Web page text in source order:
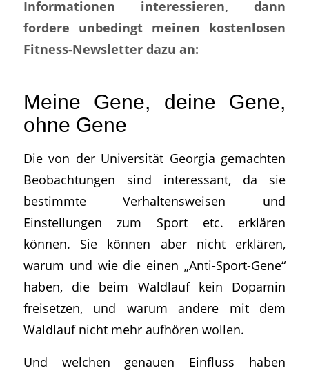
Informationen interessieren, dann
fordere unbedingt meinen kostenlosen
Fitness-Newsletter dazu an:
Meine Gene, deine Gene,
ohne Gene
Die von der Universität Georgia gemachten
Beobachtungen sind interessant, da sie
bestimmte Verhaltensweisen und
Einstellungen zum Sport etc. erklären
können. Sie können aber nicht erklären,
warum und wie die einen „Anti-Sport-Gene“
haben, die beim Waldlauf kein Dopamin
freisetzen, und warum andere mit dem
Waldlauf nicht mehr aufhören wollen.
Und welchen genauen Einfluss haben